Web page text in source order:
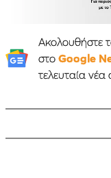
Ακολουθήστε
στο Google
τελευταία